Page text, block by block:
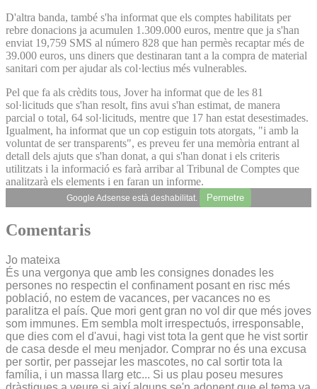
D'altra banda, també s'ha informat que els comptes habilitats per
rebre donacions ja acumulen 1.309.000 euros, mentre que ja s'han
enviat 19,759 SMS al número 828 que han permès recaptar més de
39.000 euros, uns diners que destinaran tant a la compra de material
sanitari com per ajudar als col·lectius més vulnerables.
Pel que fa als crèdits tous, Jover ha informat que de les 81
sol·licituds que s'han resolt, fins avui s'han estimat, de manera
parcial o total, 64 sol·licituds, mentre que 17 han estat desestimades.
Igualment, ha informat que un cop estiguin tots atorgats, "i amb la
voluntat de ser transparents", es preveu fer una memòria entrant al
detall dels ajuts que s'han donat, a qui s'han donat i els criteris
utilitzats i la informació es farà arribar al Tribunal de Comptes que
analitzarà els elements i en faran un informe.
Google Adsense està deshabilitat. Permetre
Comentaris
Jo mateixa
És una vergonya que amb les consignes donades les
persones no respectin el confinament posant en risc més
població, no estem de vacances, per vacances no es
paralitza el país. Que mori gent gran no vol dir que més joves
som immunes. Em sembla molt irrespectuós, irresponsable,
que dies com el d'avui, hagi vist tota la gent que he vist sortir
de casa desde el meu menjador. Comprar no és una excusa
per sortir, per passejar les mascotes, no cal sortir tota la
família, i un massa llarg etc... Si us plau poseu mesures